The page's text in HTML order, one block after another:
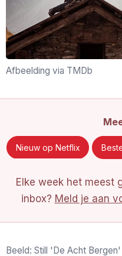
Afbeelding via TMDb
Nieuw op Netflix
Elke week het meest
inbox? Meld je aan
Beeld: Still 'De Acht